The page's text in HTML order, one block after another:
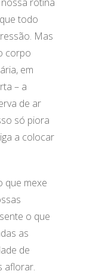
todo
Mas
corpo
em
– a
de ar
só piora
a colocar
que mexe
o que
as
de
aflorar.